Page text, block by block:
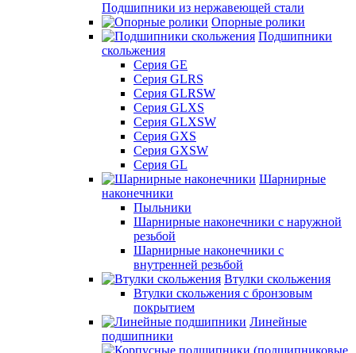
Подшипники из нержавеющей стали
Опорные ролики
Подшипники
скольжения
Серия GE
Серия GLRS
Серия GLRSW
Серия GLXS
Серия GLXSW
Серия GXS
Серия GXSW
Серия GL
Шарнирные
наконечники
Пыльники
Шарнирные наконечники с наружной
резьбой
Шарнирные наконечники с
внутренней резьбой
Втулки скольжения
Втулки скольжения с бронзовым
покрытием
Линейные
подшипники